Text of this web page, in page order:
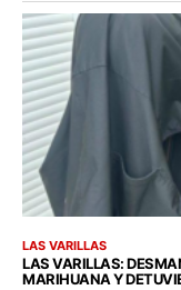
LAS VARILLAS
LAS VARILLAS:
MARIHUANA Y